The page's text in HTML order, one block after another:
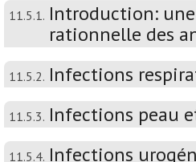
11.5.1. Introduction:
rationnelle des
11.5.2. Infections
11.5.3. Infections peau
11.5.4. Infections